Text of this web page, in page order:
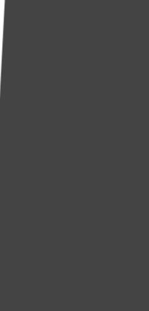
профессией, а есть
работа, как выточить
Отработали положенные
ненужное из головы и
Женя от прямого
какого-то одного врача,
на протяжении этих лет.
три недели один
в диспансере меня уже
случай — уникальный.
рассказывают про
в пример меня ставят. Я
московские профессора
и вынесли тот же
В Москве мне сказали:
если голову отрезать,